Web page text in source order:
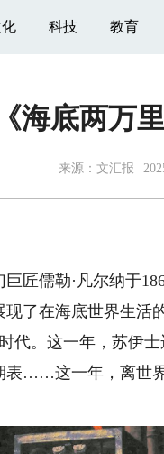
科技 教育
海底两万
来源： 文汇报
儒勒·凡尔纳于
了在海底世界生活
代。这一年，苏伊
表……这一年，离世